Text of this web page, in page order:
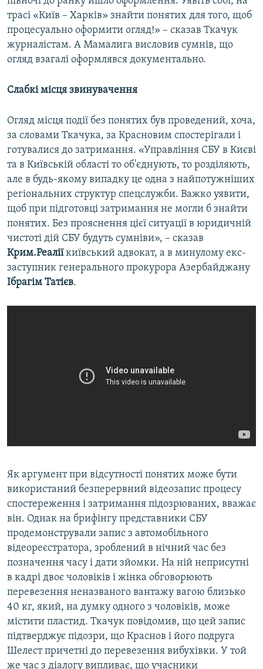
трасі «Київ – Харків» знайти понятих для того, щоб
процесуально оформити огляд!» – сказав Ткачук
журналістам. А Мамалига висловив сумнів, що
огляд взагалі оформлявся документально.
Слабкі місця звинувачення
Огляд місця події без понятих був проведений, хоча,
за словами Ткачука, за Красновим спостерігали і
готувалися до затримання. «Управління СБУ в Києві
та в Київській області то об'єднують, то розділяють,
але в будь-якому випадку це одна з найпотужніших
регіональних структур спецслужби. Важко уявити,
щоб при підготовці затримання не могли б знайти
понятих. Без прояснення цієї ситуації в юридичній
чистоті дій СБУ будуть сумніви», – сказав
Крим.Реаліїкиївський адвокат, а в минулому екс-
заступник генерального прокурора Азербайджану
Ібрагім Татієв.
Як аргумент при відсутності понятих може бути
використаний безперервний відеозапис процесу
спостереження і затримання підозрюваних, вважає
він. Однак на брифінгу представники СБУ
продемонстрували запис з автомобільного
відеореєстратора, зроблений в нічний час без
позначення часу і дати зйомки. На ній неприсутні
в кадрі двоє чоловіків і жінка обговорюють
перевезення неназваного вантажу вагою близько
40 кг, який, на думку одного з чоловіків, може
містити пластид. Ткачук повідомив, що цей запис
підтверджує підозри, що Краснов і його подруга
Шелест причетні до перевезення вибухівки. У той
же час з діалогу випливає, що учасники